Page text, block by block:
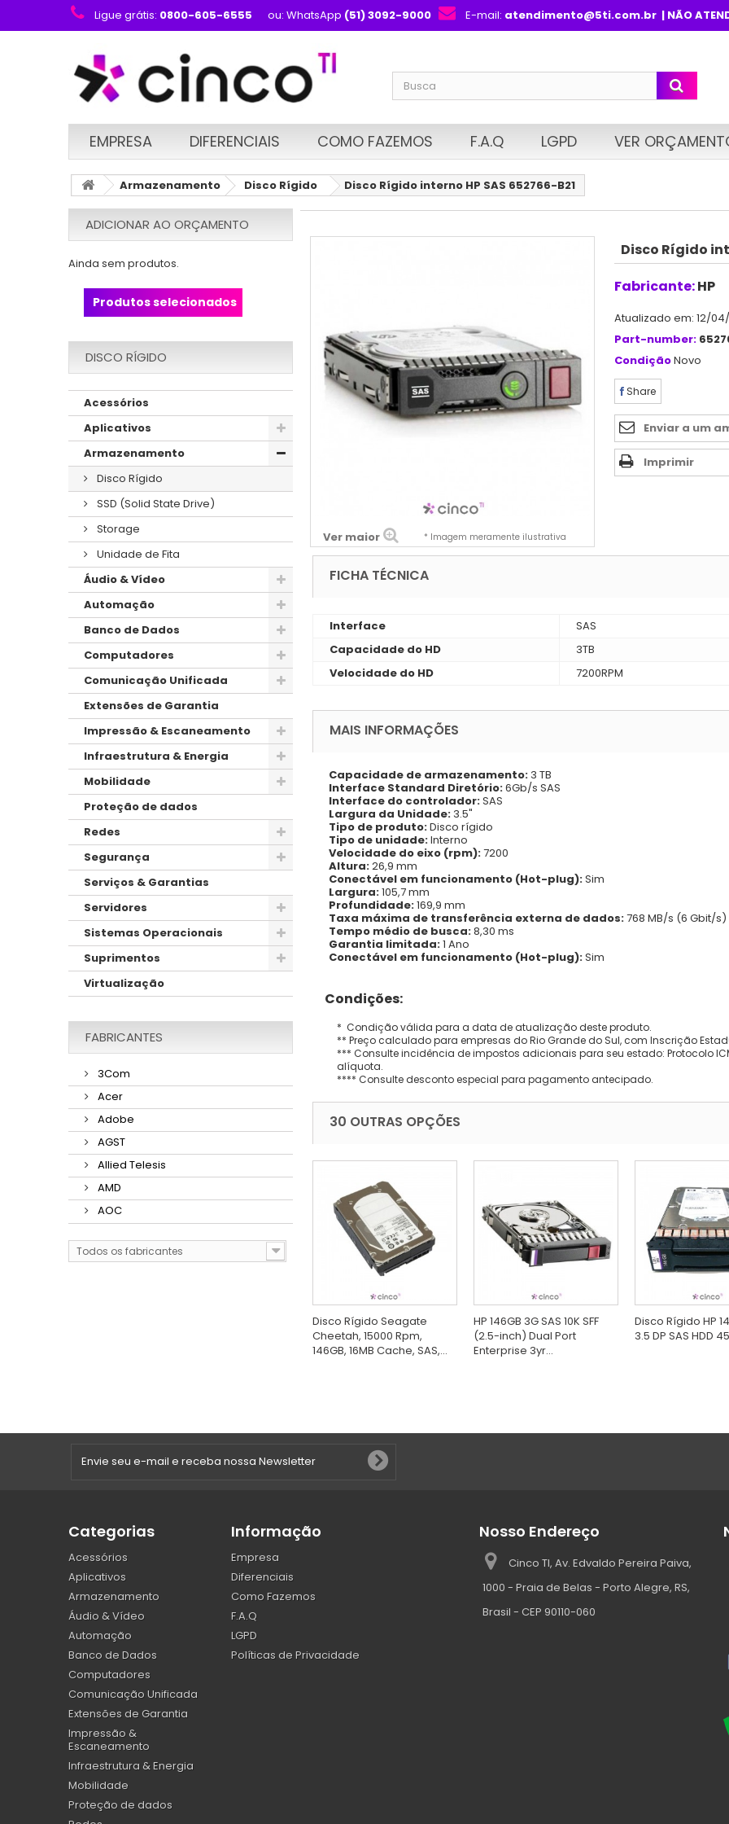
Ligue grátis: 0800-605-6555 ou: WhatsApp (51) 3092-9000 E-mail: atendimento@5ti.com.br| NÃO
EMPRESA DIFERENCIAIS COMO FAZEMOS F.A.Q LGPD VER
Armazenamento Disco Rígido Disco Rígido interno HP SAS 652766-B21
ADICIONAR AO ORÇAMENTO
Ainda sem produtos.
Produtos selecionados
DISCO RÍGIDO
Acessórios
Aplicativos
Armazenamento
Disco Rígido
SSD (Solid State Drive)
Storage
Unidade de Fita
Áudio & Vídeo
Automação
Banco de Dados
Computadores
Comunicação Unificada
Extensões de Garantia
Impressão & Escaneamento
Infraestrutura & Energia
Mobilidade
Proteção de dados
Redes
Segurança
Serviços & Garantias
Servidores
Sistemas Operacionais
Suprimentos
Virtualização
FABRICANTES
3Com
Acer
Adobe
AGST
Allied Telesis
AMD
AOC
Todos os fabricantes
Ver maior * Imagem meramente ilustrativa
Disco Rígido
Fabricante:HP
Atualizado em: 12/
Part-number:
CondiçãoNovo
Share
Enviar a um
Imprimir
FICHA TÉCNICA
Interface
SAS
Capacidade do HD
3TB
Velocidade do HD
7200RPM
MAIS INFORMAÇÕES
Capacidade de armazenamento: 3 TB
Interface Standard Diretório:6Gb/s SAS
Interface do controlador:SAS
Largura da Unidade: 3.5"
Tipo de produto:Disco rígido
Tipo de unidade:Interno
Velocidade do eixo (rpm):7200
Altura:26,9 mm
Conectável em funcionamento (Hot-plug):Sim
Largura:105,7 mm
Profundidade:169,9 mm
Taxa máxima de transferência externa de dados:768 MB/s (6 Gbit/s)
Tempo médio de busca:8,30 ms
Garantia limitada:1 Ano
Conectável em funcionamento (Hot-plug):Sim
Condições:
* Condição válida para a data de atualização deste produto.
** Preço calculado para empresas do Rio Grande do Sul, com Inscrição
*** Consulte incidência de impostos adicionais para seu estado: Protocolo
alíquota.
**** Consulte desconto especial para pagamento antecipado.
30 OUTRAS OPÇÕES
Disco Rígido Seagate
Cheetah, 15000 Rpm,
146GB, 16MB Cache, SAS,...
HP 146GB 3G SAS 10K SFF
(2.5-inch) Dual Port
Enterprise 3yr...
Disco Rígido HP
3.5 DP SAS HDD
Categorias
Acessórios
Aplicativos
Armazenamento
Áudio & Vídeo
Automação
Banco de Dados
Computadores
Comunicação Unificada
Extensões de Garantia
Impressão &
Escaneamento
Infraestrutura & Energia
Mobilidade
Proteção de dados
Informação
Empresa
Diferenciais
Como Fazemos
F.A.Q
LGPD
Políticas de Privacidade
Nosso Endereço
Cinco TI, Av. Edvaldo Pereira Paiva,
1000 - Praia de Belas - Porto Alegre, RS,
Brasil - CEP 90110-060